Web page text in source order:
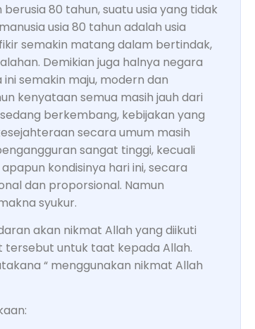
80 tahun, suatu usia yang tidak
usia 80 tahun adalah usia
semakin matang dalam bertindak,
Demikian juga halnya negara
semakin maju, modern dan
kenyataan semua masih jauh dari
berkembang, kebijakan yang
secara umum masih
sangat tinggi, kecuali
kondisinya hari ini, secara
dan proporsional. Namun
syukur.
akan nikmat Allah yang diikuti
untuk taat kepada Allah.
“ menggunakan nikmat Allah